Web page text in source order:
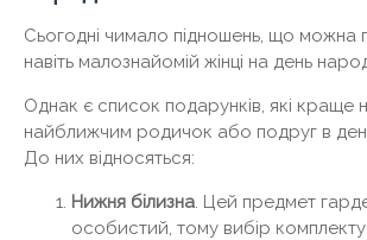
Сьогодні чимало підношень, що можна
навіть малознайомій жінці на день
Однак є список подарунків, які краще
найближчим родичок або подруг в
До них відносяться:
Нижня білизна. Цей предмет
особистий, тому вибір